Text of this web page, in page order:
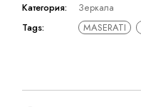
Категория:
Зеркала
Tags:
MASERATI